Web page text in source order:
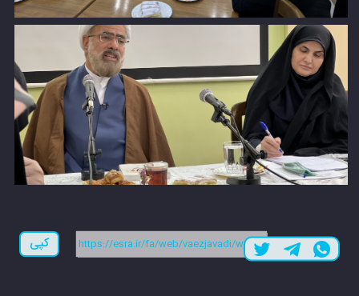
لینک کوتاه: کپی